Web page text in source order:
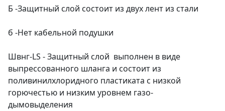
Б -Защитный слой состоит из двух лент из стали
б -Нет кабельной подушки
Швнг-LS - Защитный слой выполнен в виде
выпрессованного шланга и состоит из
поливинилхлоридного пластиката с низкой
горючестью и низким уровнем газо-
дымовыделения